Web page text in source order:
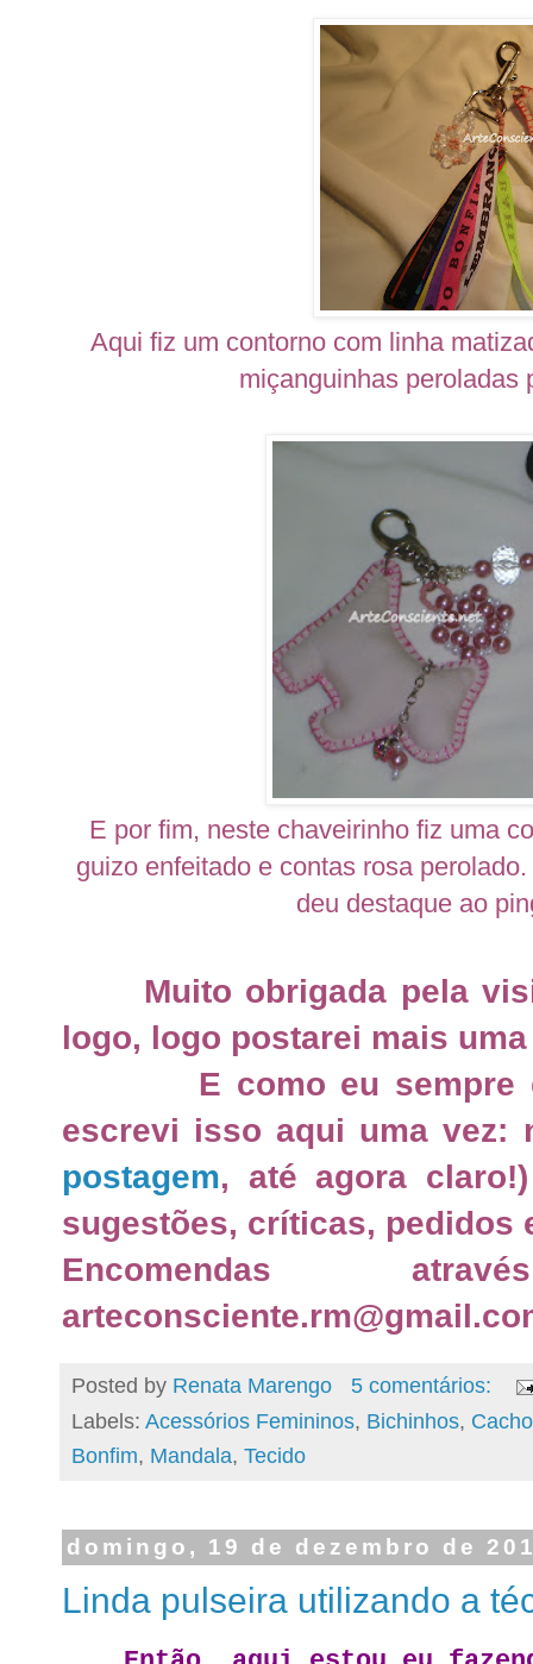
Aqui fiz um contorno com linha
miçanguinhas peroladas
E por fim, neste chaveirinho fiz uma
guizo enfeitado e contas rosa
deu destaque ao
Muito obrigada pela
logo, logo postarei mais
E como eu sempre
escrevi isso aqui uma vez:
postagem, até agora
sugestões, críticas, pedidos
Encomendas
Posted by Renata Marengo
5 comentários:
Labels: Acessórios Femininos, Bichinhos,
Bonfim, Mandala, Tecido
domingo, 19 de dezembro de
Linda pulseira utilizando a